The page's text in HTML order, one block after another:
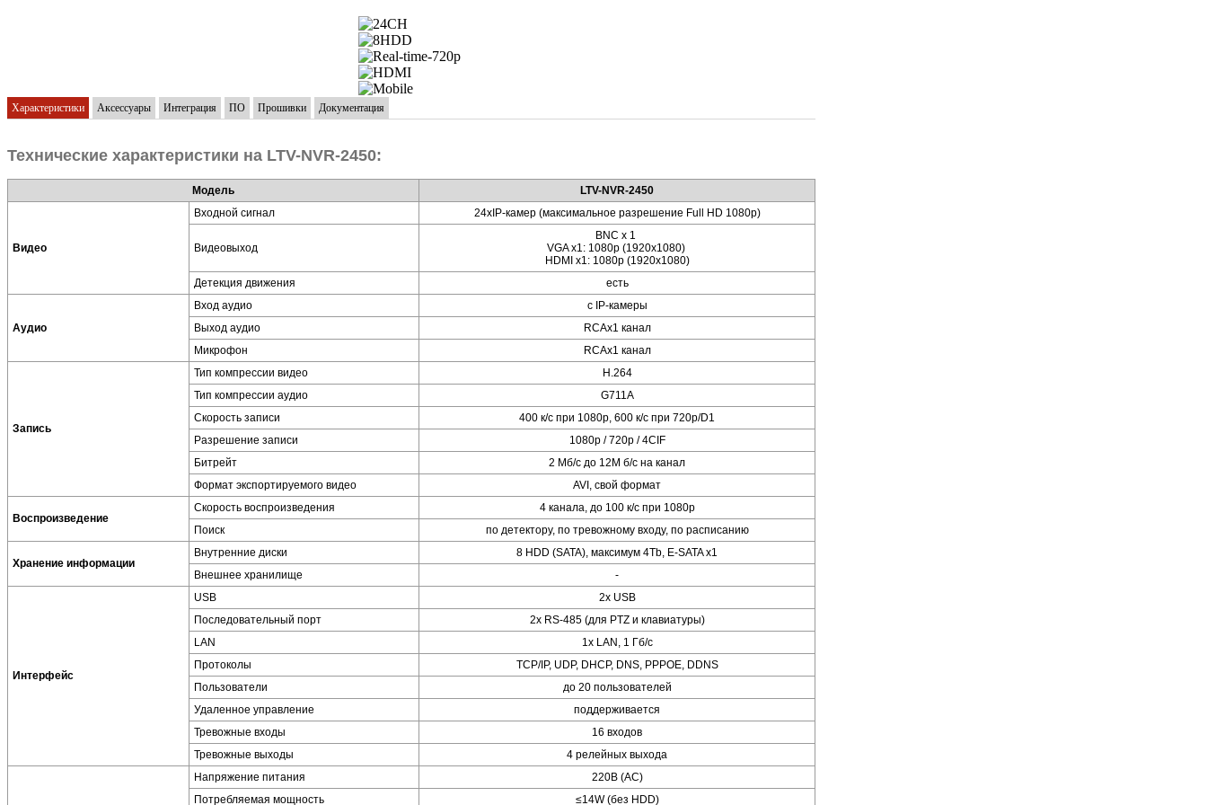
Характеристики Аксессуары Интеграция ПО Прошивки Документация
Технические характеристики на LTV-NVR-2450:
Модель LTV-NVR-2450
Видео
Входной сигнал 24xIP-камер (максимальное разрешение Full HD 1080p)
Видеовыход
BNC х 1
VGA x1: 1080p (1920x1080)
HDMI x1: 1080p (1920x1080)
Детекция движения
есть
Аудио
Вход аудио
с IP-камеры
Выход аудио
RCAх1 канал
Микрофон
RCAх1 канал
Запись
Тип компрессии видео
H.264
Тип компрессии аудио
G711A
Скорость записи
400 к/с при 1080p, 600 к/с при 720p/D1
Разрешение записи
1080p / 720p / 4CIF
Битрейт
2 Mб/с до 12M б/с на канал
Формат экспортируемого видео
AVI, свой формат
Воспроизведение
Скорость воспроизведения
4 канала, до 100 к/с при 1080p
Поиск
по детектору, по тревожному входу, по расписанию
Хранение информации
Внутренние диски
8 HDD (SATA), максимум 4Tb, E-SATA x1
Внешнее хранилище
-
Интерфейс
USB
2х USB
Последовательный порт
2х RS-485 (для PTZ и клавиатуры)
LAN
1х LAN, 1 Гб/с
Протоколы
TCP/IP, UDP, DHCP, DNS, PPPOE, DDNS
Пользователи
до 20 пользователей
Удаленное управление
поддерживается
Тревожные входы
16 входов
Тревожные выходы
4 релейных выхода
Напряжение питания
220В (AC)
Потребляемая мощность
≤14W (без HDD)